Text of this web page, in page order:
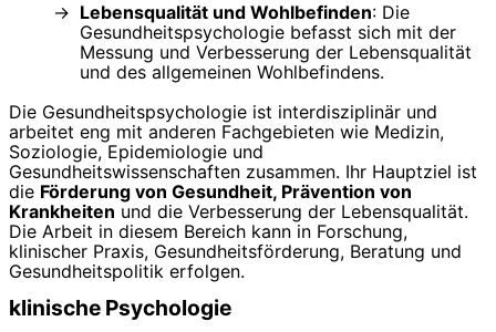
Lebensqualität und Wohlbefinden: Die
Gesundheitspsychologie befasst sich mit der
Messung und Verbesserung der Lebensqualität
und des allgemeinen Wohlbefindens.
Die Gesundheitspsychologie ist interdisziplinär und
arbeitet eng mit anderen Fachgebieten wie Medizin,
Soziologie, Epidemiologie und
Gesundheitswissenschaften zusammen. Ihr Hauptziel ist
die Förderung von Gesundheit, Prävention von
Krankheiten und die Verbesserung der Lebensqualität.
Die Arbeit in diesem Bereich kann in Forschung,
klinischer Praxis, Gesundheitsförderung, Beratung und
Gesundheitspolitik erfolgen.
klinische Psychologie